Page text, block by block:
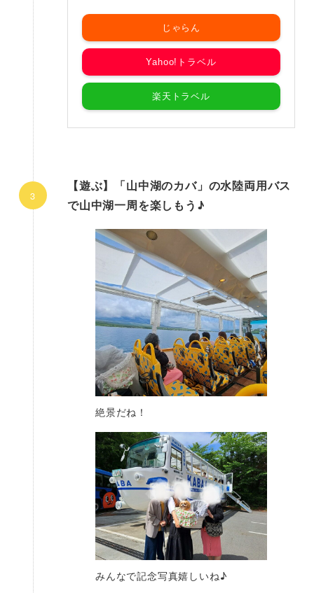
じゃらん
Yahoo!トラベル
楽天トラベル
【遊ぶ】「山中湖のカバ」の水陸両用バス
で山中湖一周を楽しもう♪
絶景だね！
みんなで記念写真嬉しいね♪